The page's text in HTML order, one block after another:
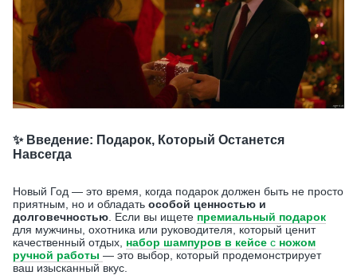
✨ Введение: Подарок, Который Останется
Навсегда
Новый Год — это время, когда подарок должен быть не просто
приятным, но и обладать особой ценностью и
долговечностью . Если вы ищете премиальный подарок
для мужчины, охотника или руководителя, который ценит
качественный отдых, набор шампуров в кейсе с ножом
ручной работы — это выбор, который продемонстрирует
ваш изысканный вкус.